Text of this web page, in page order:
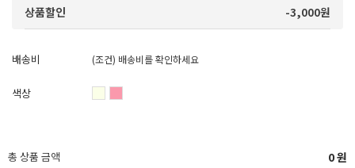
상품할인 -3,000원
배송비 (조건) 배송비를 확인하세요
색상
총 상품 금액 0원